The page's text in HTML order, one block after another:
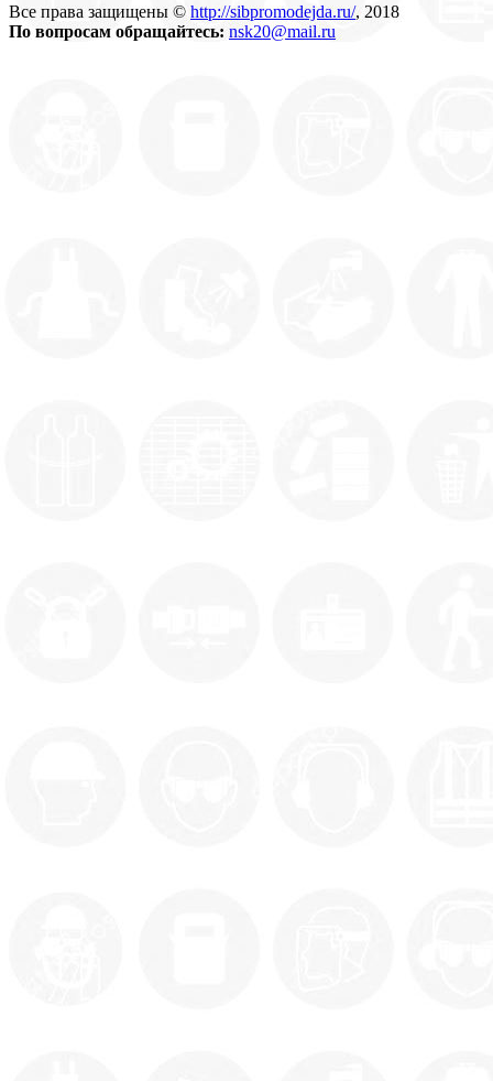
Все права защищены © http://sibpromodejda.ru/, 2018
По вопросам обращайтесь: nsk20@mail.ru